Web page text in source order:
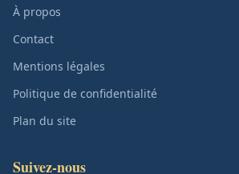
À propos
Contact
Mentions légales
Politique de confidentialité
Plan du site
Suivez-nous